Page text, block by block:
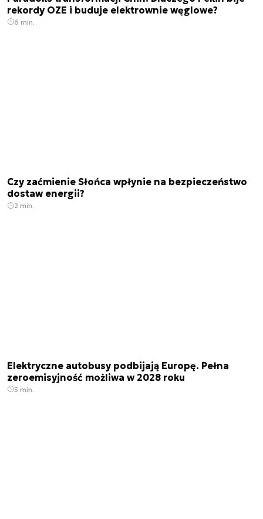
rekordy OZE i buduje elektrownie węglowe?
6 min.
Czy zaćmienie Słońca wpłynie na bezpieczeństwo
dostaw energii?
2 min.
Elektryczne autobusy podbijają Europę. Pełna
zeroemisyjność możliwa w 2028 roku
5 min.